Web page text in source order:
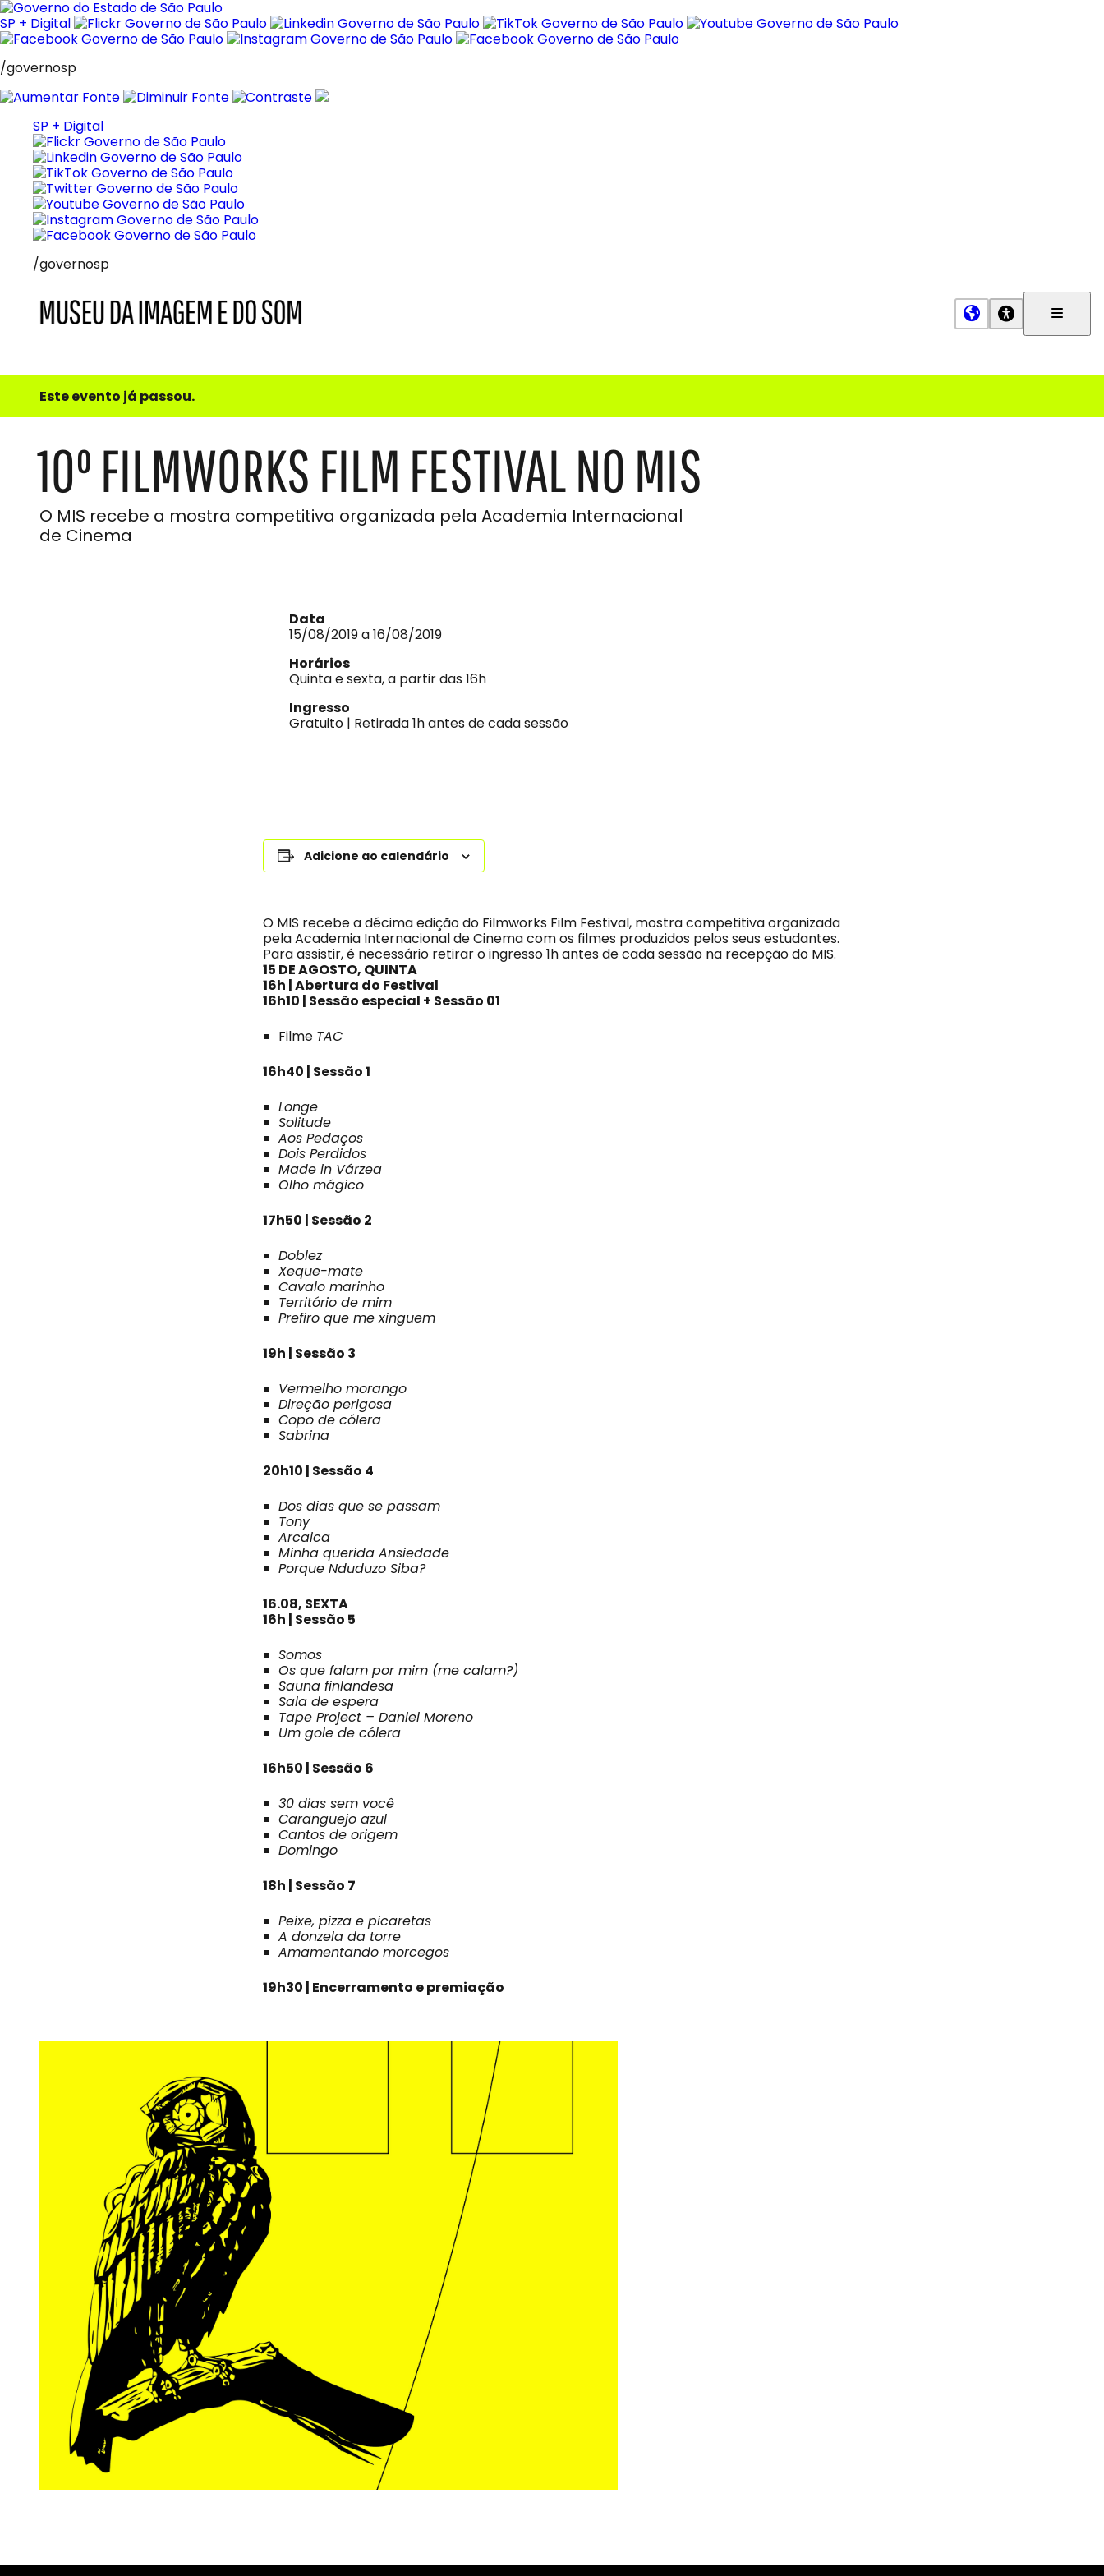
Pular
para
o
SP + Digital
/governosp
SP + Digital
/governosp
e
do
Som
Este evento já passou.
10º FILMWORKS FILM FESTIVAL NO MIS
O MIS recebe a mostra competitiva organizada pela Academia Internacional
de Cinema
Data
15/08/2019 a 16/08/2019
Horários
Quinta e sexta, a partir das 16h
Ingresso
Gratuito | Retirada 1h antes de cada sessão
Adicione ao calendário
O MIS recebe a décima edição do Filmworks Film Festival, mostra competitiva organizada
pela Academia Internacional de Cinema com os filmes produzidos pelos seus estudantes.
Para assistir, é necessário retirar o ingresso 1h antes de cada sessão na recepção do MIS.
15 DE AGOSTO, QUINTA
16h | Abertura do Festival
16h10 | Sessão especial + Sessão 01
Filme TAC
16h40 | Sessão 1
Longe
Solitude
Aos Pedaços
Dois Perdidos
Made in Várzea
Olho mágico
17h50 | Sessão 2
Doblez
Xeque-mate
Cavalo marinho
Território de mim
Prefiro que me xinguem
19h | Sessão 3
Vermelho morango
Direção perigosa
Copo de cólera
Sabrina
20h10 | Sessão 4
Dos dias que se passam
Tony
Arcaica
Minha querida Ansiedade
Porque Nduduzo Siba?
16.08, SEXTA
16h | Sessão 5
Somos
Os que falam por mim (me calam?)
Sauna finlandesa
Sala de espera
Tape Project – Daniel Moreno
Um gole de cólera
16h50 | Sessão 6
30 dias sem você
Caranguejo azul
Cantos de origem
Domingo
18h | Sessão 7
Peixe, pizza e picaretas
A donzela da torre
Amamentando morcegos
19h30 | Encerramento e premiação